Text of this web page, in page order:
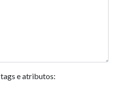
tags e atributos: